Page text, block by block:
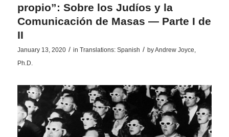
propio”: Sobre los Judíos y la
Comunicación de Masas — Parte I de
II
January 13, 2020 / in Translations: Spanish / byAndrew Joyce,
Ph.D.